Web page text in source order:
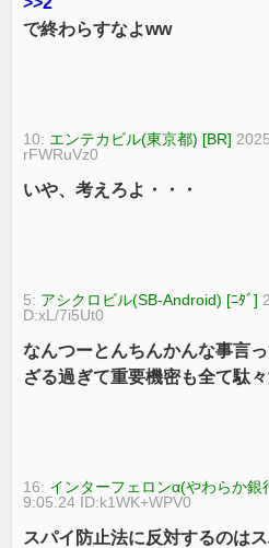
で終わらすなよww
10: エンテカビル(東京都) [BR]
rFWRuVz0
いや、考えろよ・・・
5: アシクロビル(SB-Android) [ﾆﾀﾞ]
D:xL/7i5Ut0
なんつーとんちんかんな事言
ざる過ぎて重要機密も全て駄
16: インターフェロンα(やわらか銀
9:05.24 ID:k1WK+WPV0
スパイ防止法に反対するのは